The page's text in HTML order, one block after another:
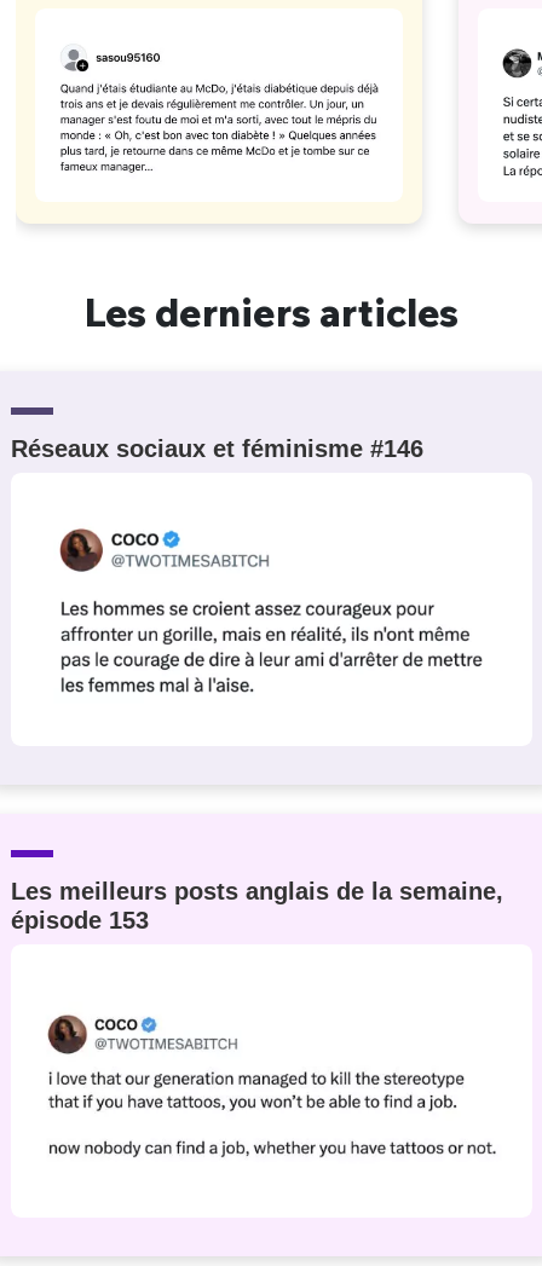
Les derniers articles
Réseaux sociaux et féminisme #146
Les meilleurs posts anglais de la semaine,
épisode 153